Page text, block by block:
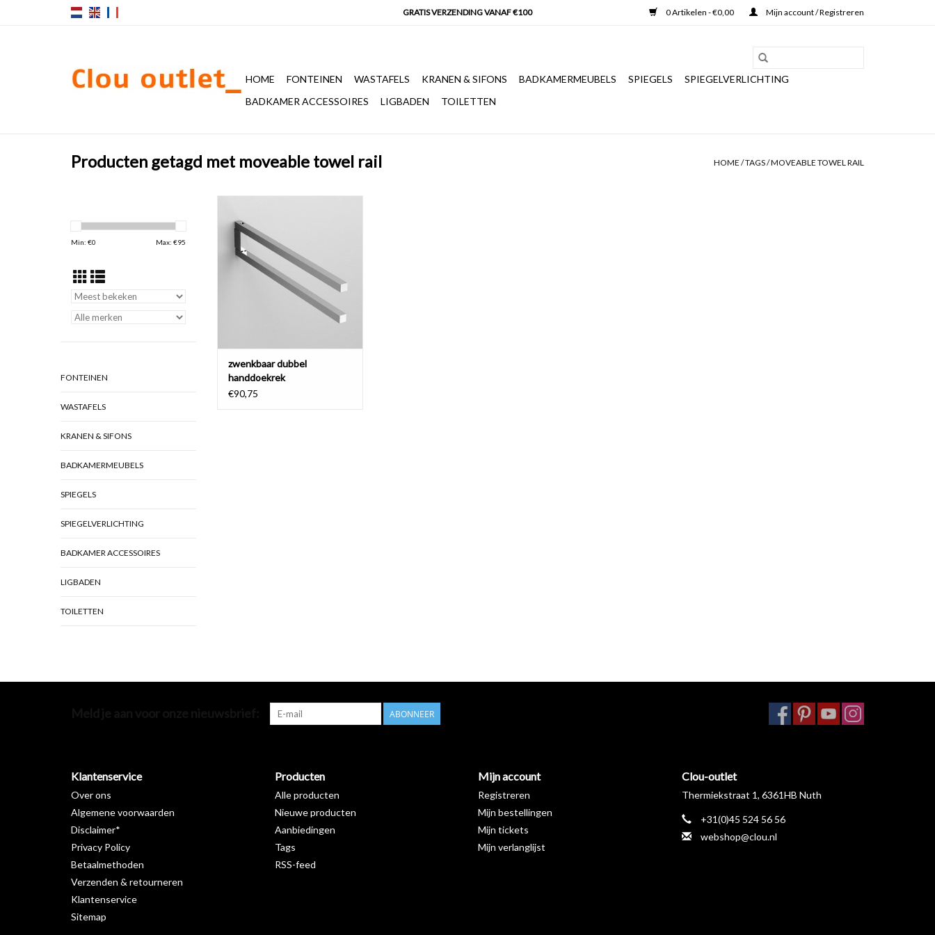
0 Artikelen - €0,00 Mijn account / Registreren
HOME FONTEINEN WASTAFELS KRANEN & SIFONS BADKAMERMEUBELS SPIEGELS
SPIEGELVERLICHTING
BADKAMER ACCESSOIRES
LIGBADEN TOILETTEN
Producten getagd met moveable towel rail HOME /TAGS/MOVEABLE TOWEL RAIL
Min: €0 Max: €95
FONTEINEN
WASTAFELS
KRANEN & SIFONS
BADKAMERMEUBELS
SPIEGELS
SPIEGELVERLICHTING
BADKAMER ACCESSOIRES
LIGBADEN
TOILETTEN
TOEVOEGEN AAN WINKELWAGEN
zwenkbaar dubbel
handdoekrek
€90,75
ABONNEER
Klantenservice
Over ons
Algemene voorwaarden
Disclaimer*
Privacy Policy
Betaalmethoden
Verzenden & retourneren
Klantenservice
Sitemap
Producten
Alle producten
Nieuwe producten
Aanbiedingen
Tags
RSS-feed
Mijn account
Registreren
Mijn bestellingen
Mijn tickets
Mijn verlanglijst
Clou-outlet
Thermiekstraat 1, 6361HB Nuth
+31(0)45 524 56 56
webshop@clou.nl